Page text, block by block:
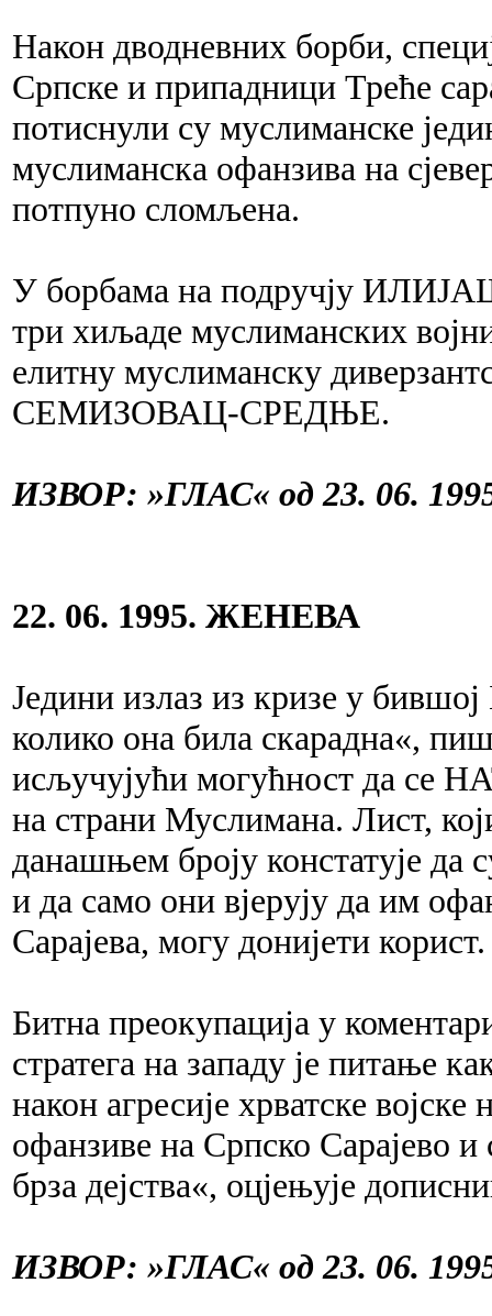
Након дводневних борби,
Српске и припадници Треће
потиснули су муслиманске
муслиманска офанзива на
потпуно сломљена.
У борбама на подручју
три хиљаде муслиманских
елитну муслиманску
СЕМИЗОВАЦ-СРЕДЊЕ.
ИЗВОР: »ГЛАС« од 23. 06.
22. 06. 1995. ЖЕНЕВА
Једини излаз из кризе у
колико она била скарадна«,
исључујући могућност да се
на страни Муслимана. Лист,
данашњем броју констатује да
и да само они вјерују да им
Сарајева, могу донијети корист.
Битна преокупација у
стратега на западу је питање
након агресије хрватске
офанзиве на Српско Сарајево
брза дејства«, оцјењује
ИЗВОР: »ГЛАС« од 23. 06.